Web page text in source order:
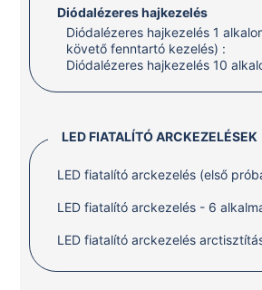
Diódalézeres hajkezelés
Diódalézeres hajkezelés 1
követő fenntartó kezelés) :
Diódalézeres hajkezelés 10
LED FIATALÍTÓ ARCKEZELÉSEK
LED fiatalító arckezelés (első
LED fiatalító arckezelés - 6
LED fiatalító arckezelés